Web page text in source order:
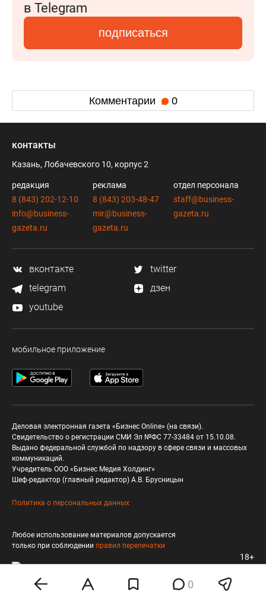
в Telegram
подписаться
Комментарии 0
0
контакты
Казань, Лобачевского 10, корпус 2
редакция
8 (843) 202-12-10
info@business-
gazeta.ru
реклама
8 (843) 203-48-47
mir@business-
gazeta.ru
отдел персонала
staff@business-
gazeta.ru
вконтакте
twitter
telegram
дзен
youtube
мобильное приложение
Деловая электронная газета «Бизнес Online» (на связи).
Свидетельство о регистрации СМИ Эл №ФС 77-33484 от 15.10.08.
Выдано федеральной службой по надзору в сфере связи и массовых
коммуникаций.
Учредитель ООО «Бизнес Медия Холдинг»
Шеф-редактор (главный редактор) А.В. Брусницын
Политика о персональных данных
Любое использование материалов допускается
только при соблюдении правил перепечатки
18+